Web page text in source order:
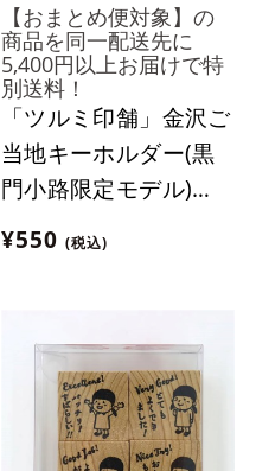
【おまとめ便対象】の
商品を同一配送先に
5,400円以上お届けで特
別送料！
「ツルミ印舗」金沢ご
当地キーホルダー(黒
門小路限定モデル)
【おまとめ便対象】
¥550 (税込)